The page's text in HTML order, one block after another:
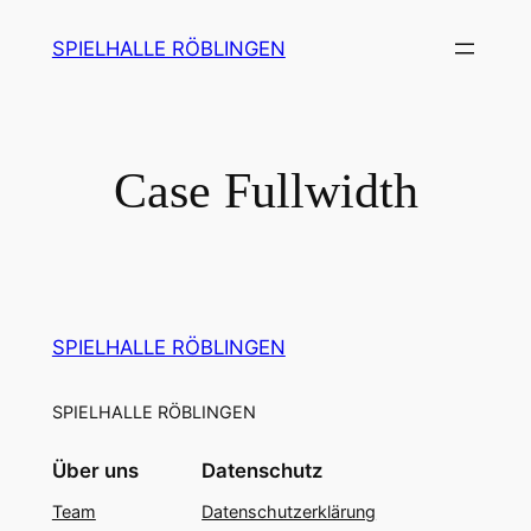
SPIELHALLE RÖBLINGEN
Case Fullwidth
SPIELHALLE RÖBLINGEN
SPIELHALLE RÖBLINGEN
Über uns
Team
Datenschutz
Datenschutzerklärung